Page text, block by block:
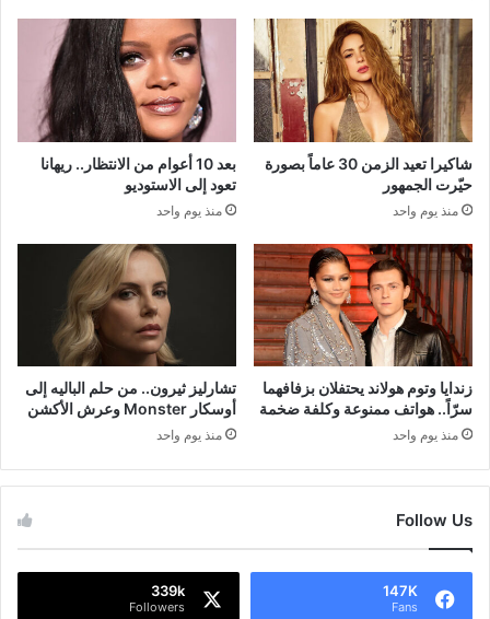
شاكيرا تعيد الزمن 30 عاماً بصورة
حيّرت الجمهور
منذ يوم واحد
بعد 10 أعوام من الانتظار.. ريهانا
تعود إلى الاستوديو
منذ يوم واحد
زندايا وتوم هولاند يحتفلان بزفافهما
سرّاً.. هواتف ممنوعة وكلفة ضخمة
منذ يوم واحد
تشارليز ثيرون.. من حلم الباليه إلى
أوسكار Monster وعرش الأكشن
منذ يوم واحد
Follow Us
147K
Fans
339k
Followers